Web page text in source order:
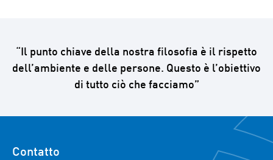
“Il punto chiave della nostra filosofia è il rispetto
dell’ambiente e delle persone. Questo è l’obiettivo
di tutto ciò che facciamo”
Contatto